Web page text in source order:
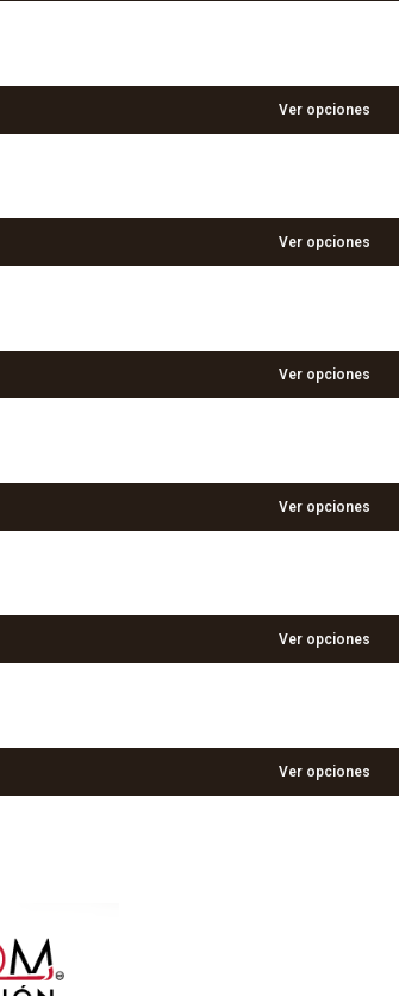
Ver opciones
Ver opciones
Ver opciones
Ver opciones
Ver opciones
Ver opciones